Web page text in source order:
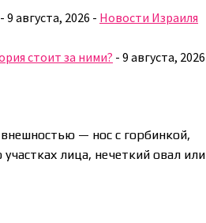
-9 августа, 2026 - Новости Израиля
стоит за ними? -9 августа, 2026
— нос с горбинкой,
лица, нечеткий овал или